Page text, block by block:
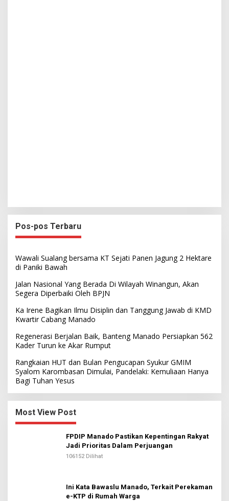
Pos-pos Terbaru
Wawali Sualang bersama KT Sejati Panen Jagung 2 Hektare
di Paniki Bawah
Jalan Nasional Yang Berada Di Wilayah Winangun, Akan
Segera Diperbaiki Oleh BPJN
Ka Irene Bagikan Ilmu Disiplin dan Tanggung Jawab di KMD
Kwartir Cabang Manado
Regenerasi Berjalan Baik, Banteng Manado Persiapkan 562
Kader Turun ke Akar Rumput
Rangkaian HUT dan Bulan Pengucapan Syukur GMIM
Syalom Karombasan Dimulai, Pandelaki: Kemuliaan Hanya
Bagi Tuhan Yesus
Most View Post
FPDIP Manado Pastikan Kepentingan Rakyat
Jadi Prioritas Dalam Perjuangan
106152 Dilihat
Ini Kata Bawaslu Manado, Terkait Perekaman
e-KTP di Rumah Warga